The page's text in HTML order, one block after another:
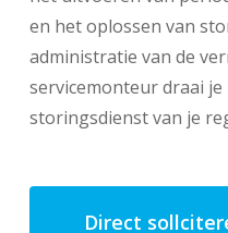
en het oplossen van
administratie van de
servicemonteur draai
storingsdienst van je
Direct